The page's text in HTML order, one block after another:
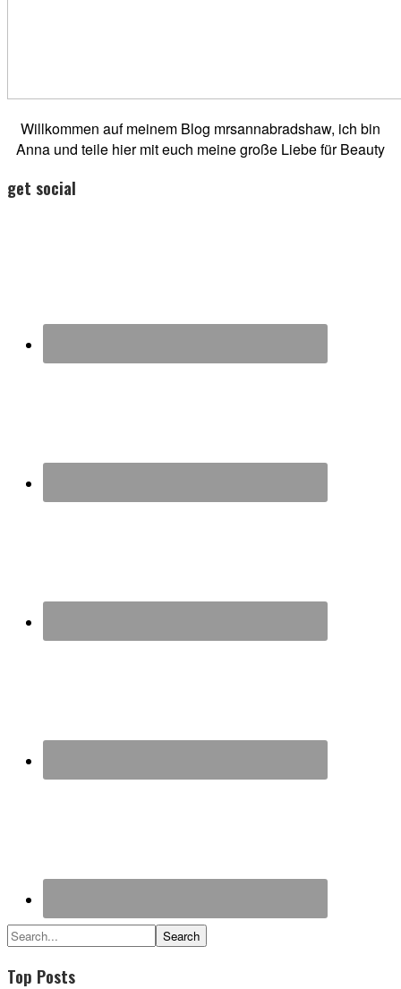
Willkommen auf meinem Blog mrsannabradshaw, ich bin
Anna und teile hier mit euch meine große Liebe für Beauty
get social
Search...
Top Posts